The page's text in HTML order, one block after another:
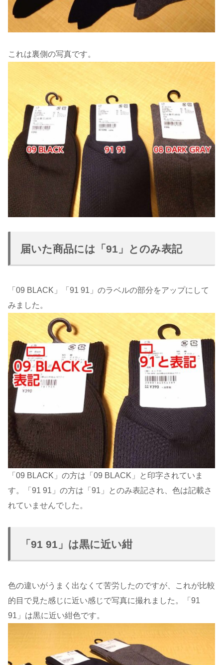
これは裏側の写真です。
届いた商品には「91」とのみ表記
「09 BLACK」「91 91」のラベルの部分をアップにして
みました。
「09 BLACK」の方は「09 BLACK」と印字されていま
す。「91 91」の方は「91」とのみ表記され、色は記載さ
れていませんでした。
「91 91」は黒に近い紺
色の違いがうまく出なくて苦労したのですが、これが比較
的目で見た感じに近い感じで写真に撮れました。「91
91」は黒に近い紺色です。